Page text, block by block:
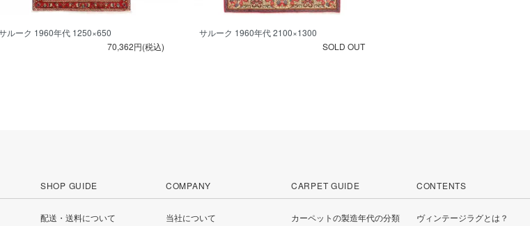
ルーク 1960年代 1250×650
70,362円(税込)
サルーク 1960年代 2100×1300
SOLD OUT
SHOP GUIDE
配送・送料について
COMPANY
当社について
CARPET GUIDE
カーペットの製造年代の分類
CONTENTS
ヴィンテージラグとは？